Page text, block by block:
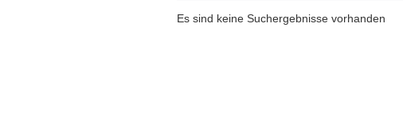
Es sind keine Suchergebnisse vorhanden